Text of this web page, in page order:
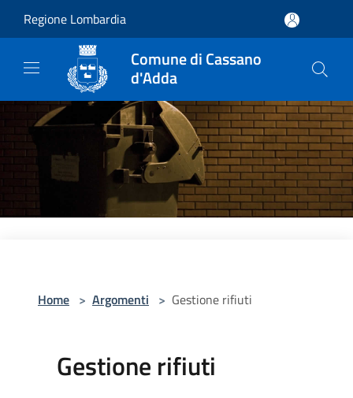
Regione Lombardia
Comune di Cassano
d'Adda
Home > Argomenti > Gestione rifiuti
Gestione rifiuti